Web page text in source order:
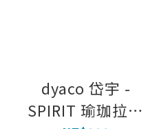
dyaco 岱宇 -
SPIRIT 瑜珈拉筋